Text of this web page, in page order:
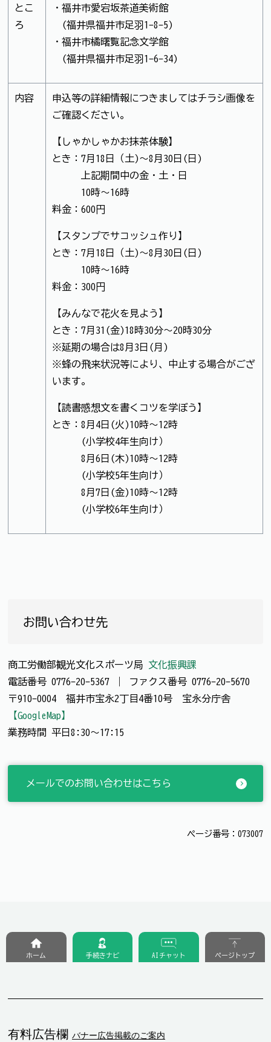
とこ
ろ
・福井市愛宕坂茶道美術館
(福井県福井市足羽1-8-5)
・福井市橘曙覧記念文学館
(福井県福井市足羽1-6-34)
内容
申込等の詳細情報につきましてはチラシ画像を
ご確認ください。
【しゃかしゃかお抹茶体験】
とき：7月18日（土)～8月30日(日)
上記期間中の金・土・日
10時～16時
料金：600円
【スタンプでサコッシュ作り】
とき：7月18日（土)～8月30日(日)
10時～16時
料金：300円
【みんなで花火を見よう】
とき：7月31(金)18時30分～20時30分
※延期の場合は8月3日(月)
※蜂の飛来状況等により、中止する場合がござ
います。
【読書感想文を書くコツを学ぼう】
とき：8月4日(火)10時～12時
(小学校4年生向け）
8月6日(木)10時～12時
(小学校5年生向け）
8月7日(金)10時～12時
(小学校6年生向け）
お問い合わせ先
商工労働部観光文化スポーツ局 文化振興課
電話番号 0776-20-5367 ファクス番号 0776-20-5670
〒910-0004 福井市宝永2丁目4番10号 宝永分庁舎
【GoogleMap】
業務時間 平日8:30～17:15
メールでのお問い合わせはこちら
ページ番号：073007
有料広告欄 バナー広告掲載のご案内
ホーム 手続きナビ AIチャット ページトップ